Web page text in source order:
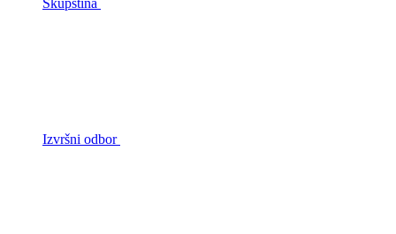
Izvršni odbor